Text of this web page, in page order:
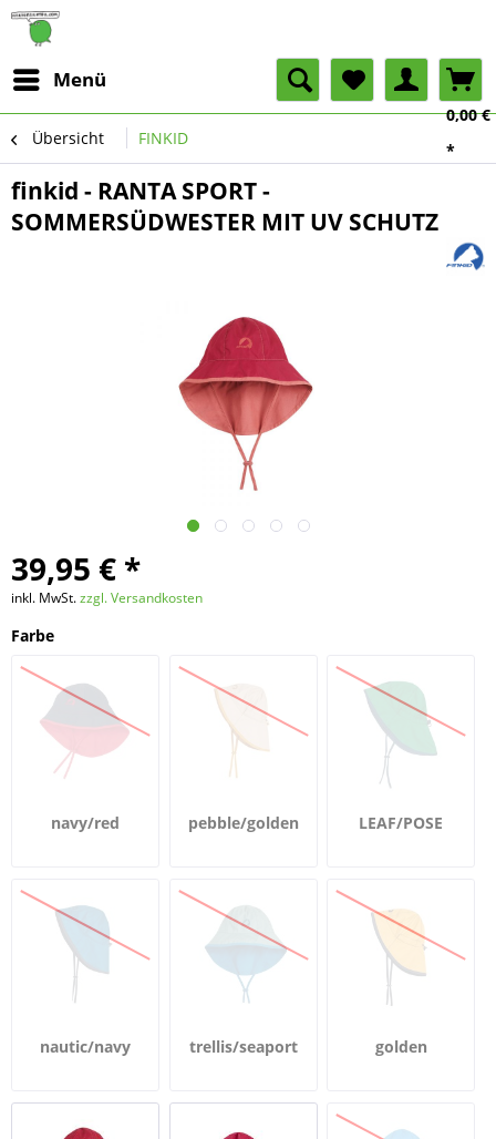
Menü
0,00 €
*
Übersicht FINKID
finkid - RANTA SPORT -
SOMMERSÜDWESTER MIT UV SCHUTZ
39,95 € *
inkl. MwSt.zzgl. Versandkosten
Farbe
navy/red pebble/golden LEAF/POSE
nautic/navy trellis/seaport golden